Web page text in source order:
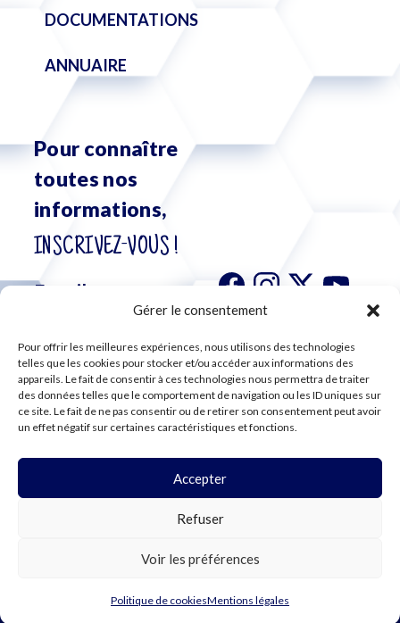
Gérer le consentement
Pour offrir les meilleures expériences, nous utilisons des technologies
telles que les cookies pour stocker et/ou accéder aux informations des
appareils. Le fait de consentir à ces technologies nous permettra de traiter
des données telles que le comportement de navigation ou les ID uniques sur
ce site. Le fait de ne pas consentir ou de retirer son consentement peut avoir
un effet négatif sur certaines caractéristiques et fonctions.
Accepter
Refuser
Voir les préférences
Politique de cookiesMentions légales
DOCUMENTATIONS
ANNUAIRE
Pour connaître
toutes nos
informations,
INSCRIVEZ-VOUS !
S'abonner à
notre
newsletter
COOKIES
WEBDESIGN PAR LEMON Création